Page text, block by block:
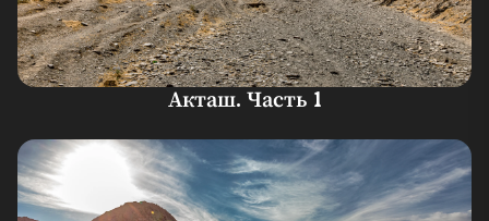
Акташ. Часть 1